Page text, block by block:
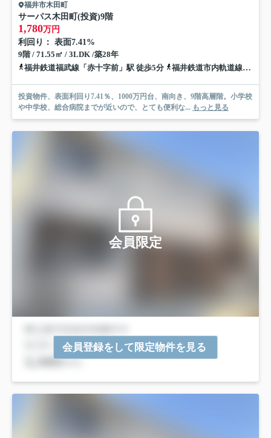
福井市木田町
サーパス木田町(投資)9階
1,780万円
利回り： 表面7.41%
9階 / 71.55㎡ / 3LDK /築28年
福井鉄道福武線「赤十字前」駅 徒歩5分
福井鉄道市内軌道線「商工会議所前」駅 徒歩13分
投資物件、表面利回り7.41％、1000万円台、南向き、9階高層階。小学校
や中学校、総合病院までが近いので、とても便利な... もっと見る
会員限定
会員登録をして限定物件を見る